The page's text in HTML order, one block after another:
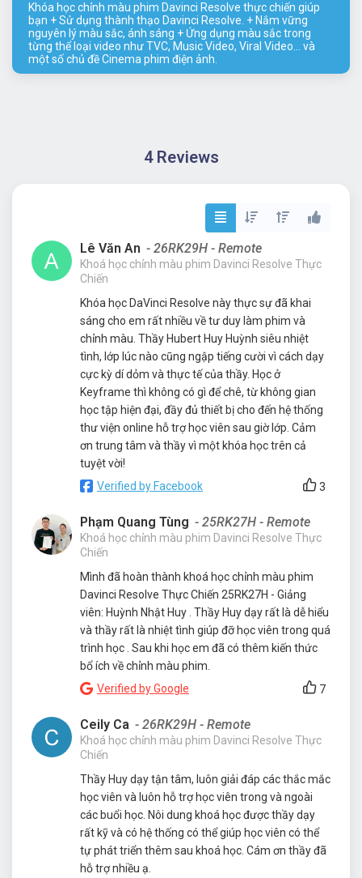
Khóa học chỉnh màu phim Davinci Resolve thực chiến giúp
bạn + Sử dụng thành thạo Davinci Resolve. + Nắm vững
nguyên lý màu sắc, ánh sáng + Ứng dụng màu sắc trong
từng thể loại video như TVC, Music Video, Viral Video... và
một số chủ đề Cinema phim điện ảnh.
4 Reviews
Lê Văn An - 26RK29H - Remote
Khoá học chỉnh màu phim Davinci Resolve Thực
Chiến
Khóa học DaVinci Resolve này thực sự đã khai
sáng cho em rất nhiều về tư duy làm phim và
chỉnh màu. Thầy Hubert Huy Huỳnh siêu nhiệt
tình, lớp lúc nào cũng ngập tiếng cười vì cách dạy
cực kỳ dí dỏm và thực tế của thầy. Học ở
Keyframe thì không có gì để chê, từ không gian
học tập hiện đại, đầy đủ thiết bị cho đến hệ thống
thư viện online hỗ trợ học viên sau giờ lớp. Cảm
ơn trung tâm và thầy vì một khóa học trên cả
tuyệt vời!
Verified by Facebook
3
Phạm Quang Tùng - 25RK27H - Remote
Khoá học chỉnh màu phim Davinci Resolve Thực
Chiến
Mình đã hoàn thành khoá học chỉnh màu phim
Davinci Resolve Thực Chiến 25RK27H - Giảng
viên: Huỳnh Nhật Huy . Thầy Huy dạy rất là dễ hiểu
và thầy rất là nhiệt tình giúp đỡ học viên trong quá
trình học . Sau khi học em đã có thêm kiến thức
bổ ích về chỉnh màu phim.
Verified by Google
7
Ceily Ca - 26RK29H - Remote
Khoá học chỉnh màu phim Davinci Resolve Thực
Chiến
Thầy Huy dạy tận tâm, luôn giải đáp các thắc mắc
học viên và luôn hỗ trợ học viên trong và ngoài
các buổi học. Nôi dung khoá học được thầy dạy
rất kỹ và có hệ thống có thể giúp học viên có thể
tự phát triển thêm sau khoá học. Cám ơn thầy đã
hỗ trợ nhiều ạ.